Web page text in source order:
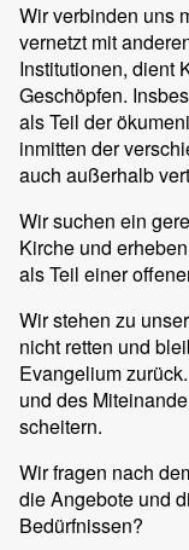
Wir verbinden uns
vernetzt mit
Institutionen, dient
Geschöpfen.
als Teil der
inmitten der
auch außerhalb
Wir suchen ein
Kirche und
als Teil einer
Wir stehen zu
nicht retten und
Evangelium
und des
scheitern.
Wir fragen nach
die Angebote und
Bedürfnissen?